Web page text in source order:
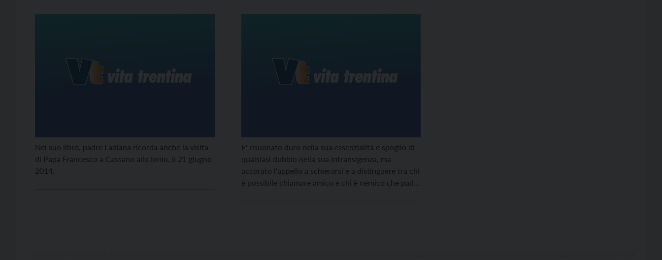
Nel suo libro, padre Ladiana ricorda anche la visita
di Papa Francesco a Cassano allo Ionio, il 21 giugno
2014.
E' risuonato duro nella sua essenzialità e spoglio di
qualsiasi dubbio nella sua intransigenza, ma
accorato l'appello a schierarsi e a distinguere tra chi
è possibile chiamare amico e chi è nemico che padre